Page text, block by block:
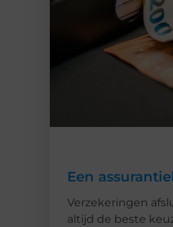
Een
Verzekeringen
altijd de beste